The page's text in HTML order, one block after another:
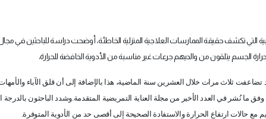
التي تكشف حقيقة الممارسات العلاجية المنزلية الخاطئة، أوضحت دراسة للباحثين في
ثلاث مرات خلال العشرين سنة الماضية، هذا بالإضافة إلى أن قلق الآباء
ما نُشر في العدد الأخير من مجلة العناية التمريضية المتقدمة.وشدد الباحثون بالدرجة
حالات ارتفاع الحرارة والاستفادة الصحيحة إلى أقصى حد من الأدوية المتوفرة.